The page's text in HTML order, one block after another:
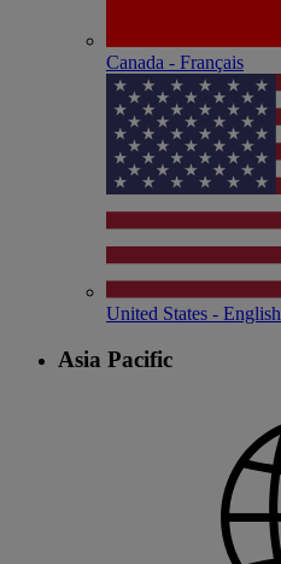
Canada - Français
United States - English
Asia Pacific